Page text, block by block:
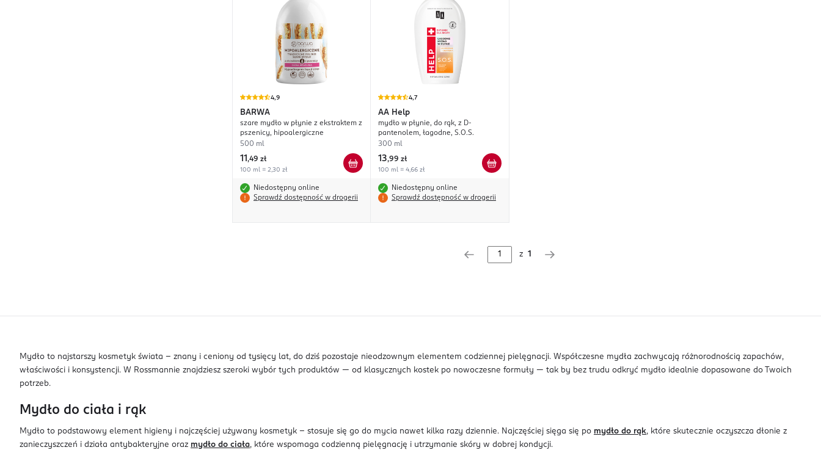
4,9
BARWA
szare mydło w płynie z ekstraktem z
pszenicy, hipoalergiczne
500 ml
11 ,49 zł
100 ml = 2,30 zł
Niedostępny online
Sprawdź dostępność w drogerii
4,7
AA Help
mydło w płynie, do rąk, z D-
pantenolem, łagodne, S.O.S.
300 ml
13,99 zł
100 ml = 4,66 zł
Niedostępny online
Sprawdź dostępność w drogerii
z 1
Mydło to najstarszy kosmetyk świata - znany i ceniony od tysięcy lat, do dziś pozostaje nieodzownym elementem codziennej pielęgnacji. Współczesne mydła zachwycają różnorodnością zapachów,
właściwości i konsystencji. W Rossmannie znajdziesz szeroki wybór tych produktów — od klasycznych kostek po nowoczesne formuły — tak by bez trudu odkryć mydło idealnie dopasowane do Twoich
potrzeb.
Mydło do ciała i rąk
Mydło to podstawowy element higieny i najczęściej używany kosmetyk – stosuje się go do mycia nawet kilka razy dziennie. Najczęściej sięga się po mydło do rąk, które skutecznie oczyszcza dłonie z
zanieczyszczeń i działa antybakteryjne oraz mydło do ciała, które wspomaga codzienną pielęgnację i utrzymanie skóry w dobrej kondycji.